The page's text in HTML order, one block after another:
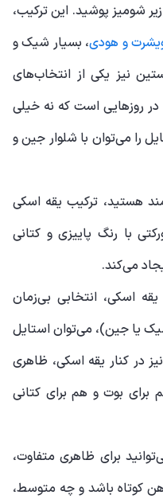
شومیز پوشید. این ترکیب،
و هودی، بسیار شیک و
نیز یکی از انتخاب‌های
روزهایی است که نه خیلی
را می‌توان با شلوار جین و
هستید، ترکیب یقه اسکی
با رنگ پاییزی و کتانی
می‌کند.
اسکی، انتخابی بی‌زمان
یا جین)، می‌توان استایل
در کنار یقه اسکی، ظاهری
برای بوت و هم برای کتانی
برای ظاهری متفاوت،
کوتاه باشد و چه متوسط،